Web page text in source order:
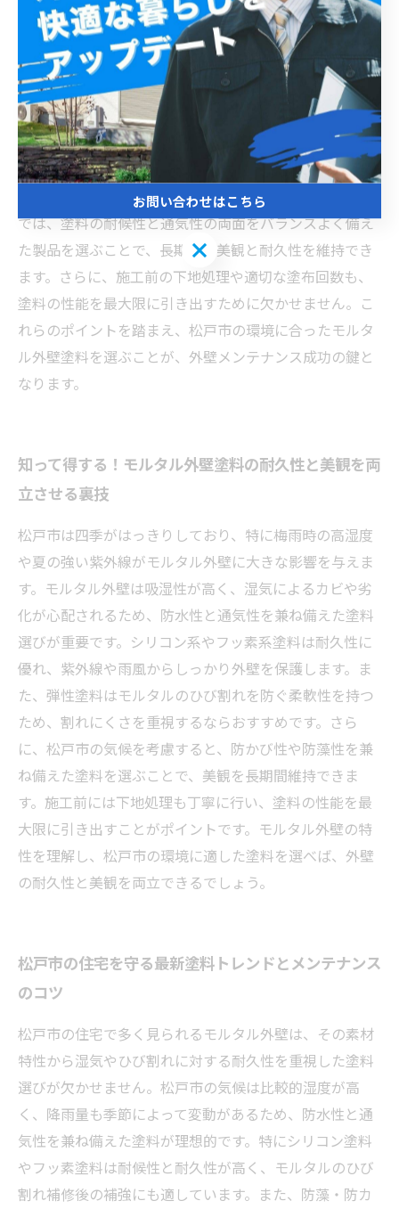
松戸市のモルタル外壁は気候特有の湿気や温度変化にさ
らされやすいため、塗料選びが極めて重要です。モルタ
ル外壁はひび割れが起こりやすいため、柔軟性や耐久性
の高い塗料を選ぶことがポイントとなります。具体的に
は、透湿性に優れたシリコン系やフッ素系塗料が適して
おり、湿気を逃がしながらも外壁をしっかりと保護しま
す。また、紫外線や雨風からのダメージを防ぐ耐候性も
重要です。松戸市のように四季がはっきりしている地域
では、塗料の耐候性と通気性の両面をバランスよく備え
た製品を選ぶことで、長期的な美観と耐久性を維持でき
ます。さらに、施工前の下地処理や適切な塗布回数も、
塗料の性能を最大限に引き出すために欠かせません。こ
れらのポイントを踏まえ、松戸市の環境に合ったモルタ
ル外壁塗料を選ぶことが、外壁メンテナンス成功の鍵と
なります。
知って得する！モルタル外壁塗料の耐久性と美観を両
立させる裏技
松戸市は四季がはっきりしており、特に梅雨時の高湿度
や夏の強い紫外線がモルタル外壁に大きな影響を与えま
す。モルタル外壁は吸湿性が高く、湿気によるカビや劣
化が心配されるため、防水性と通気性を兼ね備えた塗料
選びが重要です。シリコン系やフッ素系塗料は耐久性に
優れ、紫外線や雨風からしっかり外壁を保護します。ま
た、弾性塗料はモルタルのひび割れを防ぐ柔軟性を持つ
ため、割れにくさを重視するならおすすめです。さら
に、松戸市の気候を考慮すると、防かび性や防藻性を兼
ね備えた塗料を選ぶことで、美観を長期間維持できま
す。施工前には下地処理も丁寧に行い、塗料の性能を最
大限に引き出すことがポイントです。モルタル外壁の特
性を理解し、松戸市の環境に適した塗料を選べば、外壁
の耐久性と美観を両立できるでしょう。
松戸市の住宅を守る最新塗料トレンドとメンテナンス
のコツ
松戸市の住宅で多く見られるモルタル外壁は、その素材
特性から湿気やひび割れに対する耐久性を重視した塗料
選びが欠かせません。松戸市の気候は比較的湿度が高
く、降雨量も季節によって変動があるため、防水性と通
気性を兼ね備えた塗料が理想的です。特にシリコン塗料
やフッ素塗料は耐候性と耐久性が高く、モルタルのひび
割れ補修後の補強にも適しています。また、防藻・防カ
お問い合わせはこちら
お問い合わせはこちら